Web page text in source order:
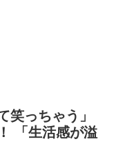
笑っちゃう」
「生活感が溢